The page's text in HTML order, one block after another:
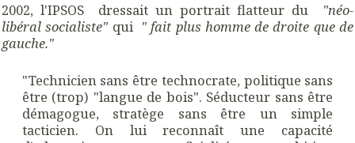
2002, l'IPSOS dressait un portrait flatteur du "néo-
libéral socialiste"qui " fait plus homme de droite que de
gauche."
"Technicien sans être technocrate, politique sans
être (trop) "langue de bois". Séducteur sans être
démagogue, stratège sans être un simple
tacticien. On lui reconnaît une capacité